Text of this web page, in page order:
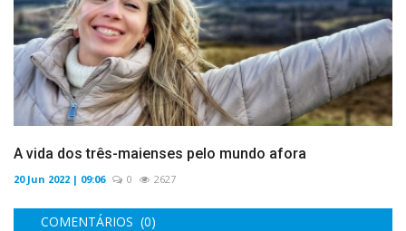
A vida dos três-maienses pelo mundo afora
20 Jun 2022 | 09:06 0 2627
COMENTÁRIOS (0)